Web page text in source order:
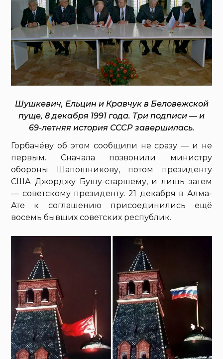
Шушкевич, Ельцин и Кравчук в Беловежской
пуще, 8 декабря 1991 года. Три подписи — и
69-летняя история СССР завершилась.
Горбачёву об этом сообщили не сразу — и не
первым. Сначала позвонили министру
обороны Шапошникову, потом президенту
США Джорджу Бушу-старшему, и лишь затем
— советскому президенту. 21 декабря в Алма-
Ате к соглашению присоединились ещё
восемь бывших советских республик.